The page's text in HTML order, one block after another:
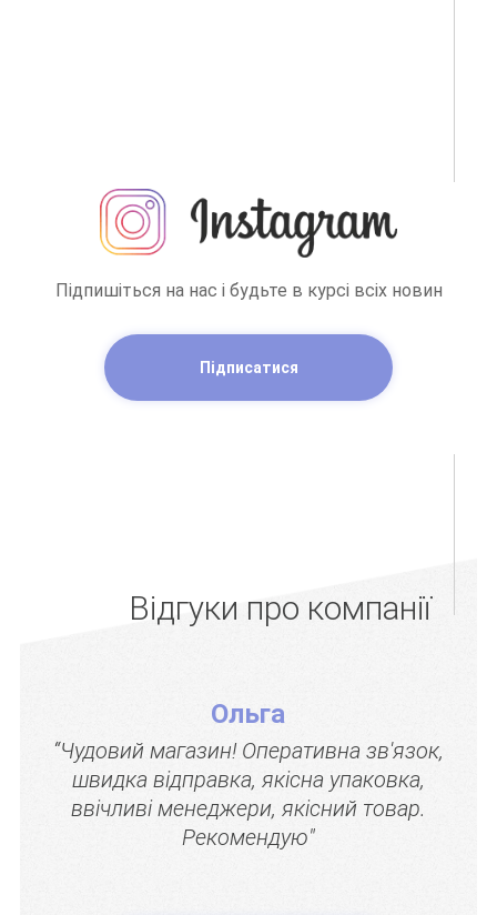
Підпишіться на нас і будьте в курсі всіх новин
Підписатися
Відгуки про компанії
Ольга
“Чудовий магазин! Оперативна зв'язок,
швидка відправка, якісна упаковка,
ввічливі менеджери, якісний товар.
Рекомендую"